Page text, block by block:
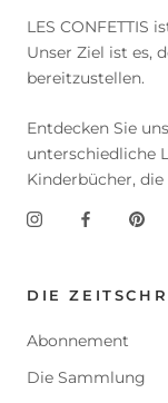
LES CONFETTIS
Unser Ziel ist es,
bereitzustellen.
Entdecken Sie
unterschiedliche
Kinderbücher,
DIE
Abonnement
Die Sammlung